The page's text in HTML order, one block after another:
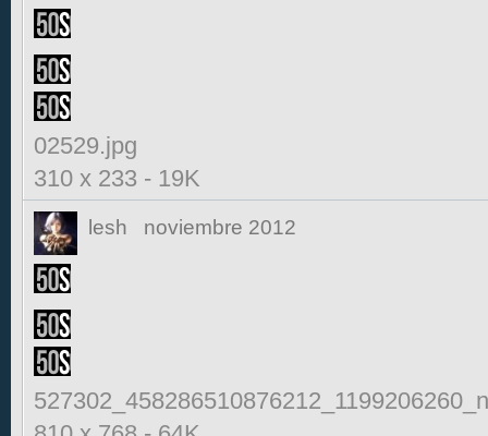
02529.jpg
310 x 233 - 19K
lesh noviembre 2012